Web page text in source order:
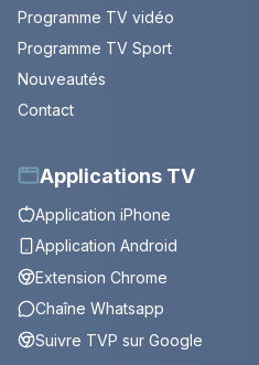
Programme TV vidéo
Programme TV Sport
Nouveautés
Contact
Applications TV
Application iPhone
Application Android
Extension Chrome
Chaîne Whatsapp
Suivre TVP sur Google